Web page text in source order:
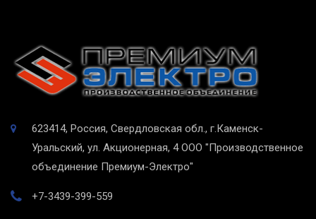
623414, Россия, Свердловская обл., г.Каменск-
Уральский, ул. Акционерная, 4 ООО "Производственное
объединение Премиум-Электро"
+7-3439-399-559